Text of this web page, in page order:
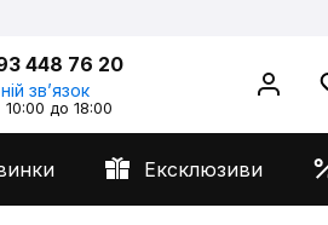
448 76 20
звʼязок
до 18:00
Ексклюзиви